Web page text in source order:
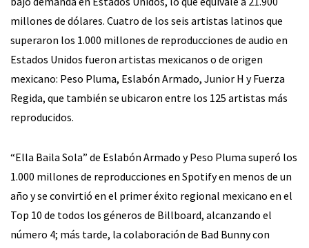
millones de dólares. Cuatro de los seis artistas latinos que
superaron los 1.000 millones de reproducciones de audio en
Estados Unidos fueron artistas mexicanos o de origen
mexicano: Peso Pluma, Eslabón Armado, Junior H y Fuerza
Regida, que también se ubicaron entre los 125 artistas más
reproducidos.
“Ella Baila Sola” de Eslabón Armado y Peso Pluma superó los
1.000 millones de reproducciones en Spotify en menos de un
año y se convirtió en el primer éxito regional mexicano en el
Top 10 de todos los géneros de Billboard, alcanzando el
número 4; más tarde, la colaboración de Bad Bunny con